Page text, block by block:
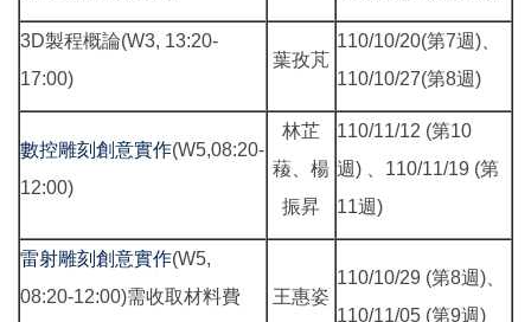
3D製程概論(W3, 13:20-
17:00)
葉孜芃
110/10/20(第7週)、
110/10/27(第8週)
數控雕刻創意實作(W5,08:20-
12:00)
林芷
薐、楊
振昇
110/11/12 (第10
週) 、110/11/19 (第
11週)
雷射雕刻創意實作(W5,
08:20-12:00)需收取材料費
王惠姿
110/10/29 (第8週)、
110/11/05 (第9週)